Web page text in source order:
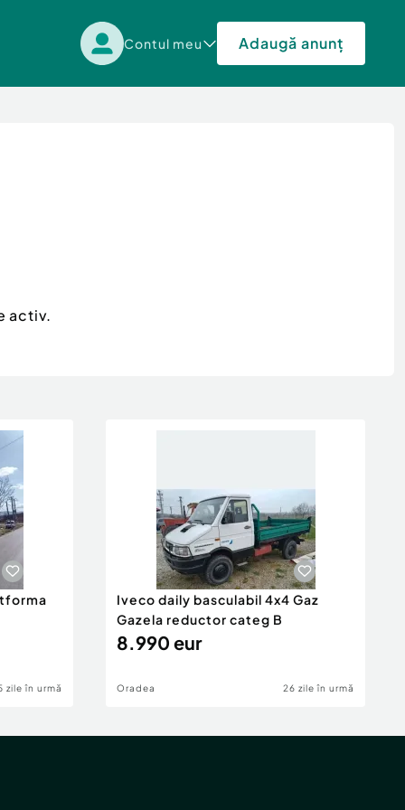
Contul meu Adaugă anunț
activ.
zile în urmă
Iveco daily basculabil 4x4 Gaz
Gazela reductor categ B
8.990 eur
Oradea 26 zile în urmă